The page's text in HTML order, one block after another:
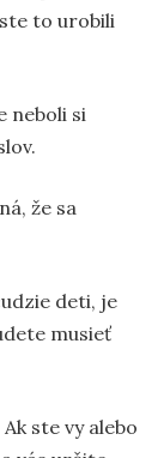
to urobili
neboli si
že sa
deti, je
musieť
ste vy alebo